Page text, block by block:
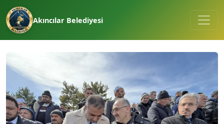
Akıncılar Belediyesi